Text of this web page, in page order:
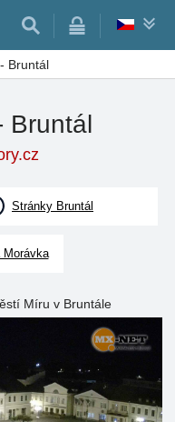
Bruntál
Bruntál
Stránky Bruntál
Morávka
Míru v Bruntále